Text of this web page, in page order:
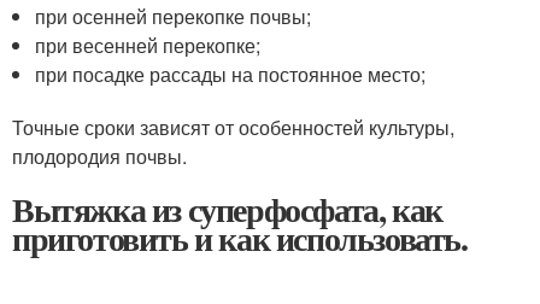
при осенней перекопке почвы;
при весенней перекопке;
при посадке рассады на постоянное место;
Точные сроки зависят от особенностей культуры,
плодородия почвы.
Вытяжка из суперфосфата, как
приготовить и как использовать.